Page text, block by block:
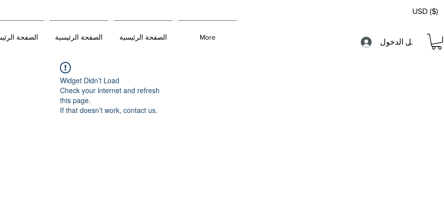
الصفحة الصفحة الرئيسية الصفحة الرئيسية More
USD ($)
تسجيل الدخول
Widget Didn’t Load
Check your internet and refresh
this page.
If that doesn’t work, contact us.